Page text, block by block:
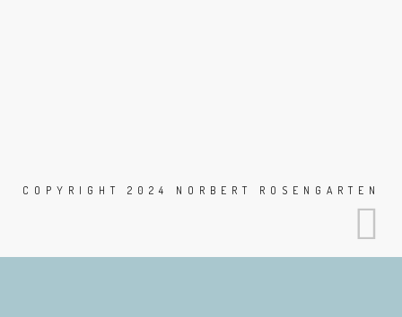
COPYRIGHT 2024 NORBERT ROSENGARTEN